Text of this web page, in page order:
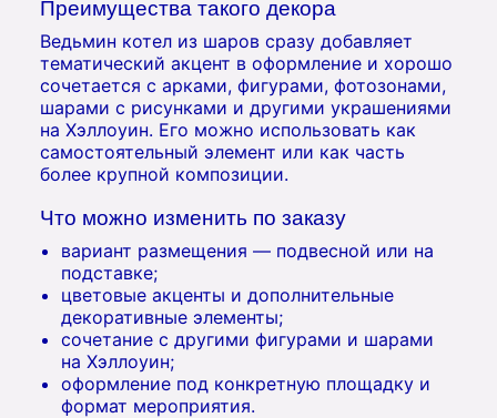
Преимущества такого декора
Ведьмин котел из шаров сразу добавляет
тематический акцент в оформление и хорошо
сочетается с арками, фигурами, фотозонами,
шарами с рисунками и другими украшениями
на Хэллоуин. Его можно использовать как
самостоятельный элемент или как часть
более крупной композиции.
Что можно изменить по заказу
вариант размещения — подвесной или на
подставке;
цветовые акценты и дополнительные
декоративные элементы;
сочетание с другими фигурами и шарами
на Хэллоуин;
оформление под конкретную площадку и
формат мероприятия.